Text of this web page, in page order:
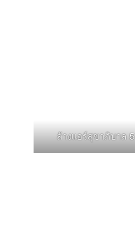
ล้างแอร์สุขาภิบาล 5